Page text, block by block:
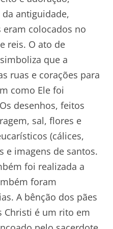
antiguidade,
colocados no
reis. O ato de
que a
ruas e corações para
como Ele foi
desenhos, feitos
sal, flores e
(cálices,
e imagens de santos.
foi realizada a
foram
A bênção dos pães
Christi é um rito em